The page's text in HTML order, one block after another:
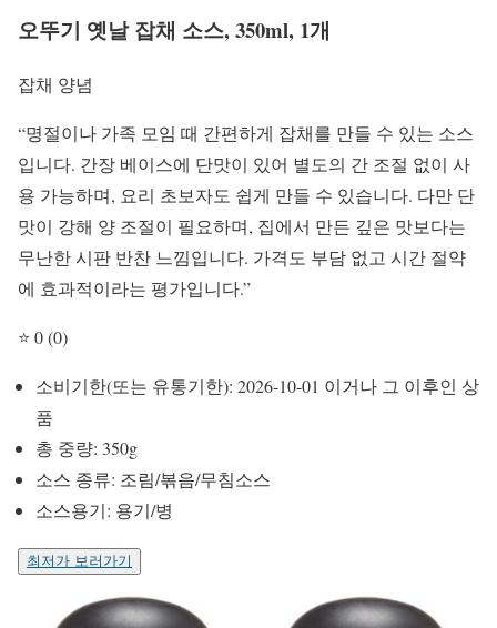
오뚜기 옛날 잡채 소스, 350ml, 1개
잡채 양념
“명절이나 가족 모임 때 간편하게 잡채를 만들 수 있는 소스
입니다. 간장 베이스에 단맛이 있어 별도의 간 조절 없이 사
용 가능하며, 요리 초보자도 쉽게 만들 수 있습니다. 다만 단
맛이 강해 양 조절이 필요하며, 집에서 만든 깊은 맛보다는
무난한 시판 반찬 느낌입니다. 가격도 부담 없고 시간 절약
에 효과적이라는 평가입니다.”
⭐ 0 (0)
소비기한(또는 유통기한): 2026-10-01 이거나 그 이후인 상
품
총 중량: 350g
소스 종류: 조림/볶음/무침소스
소스용기: 용기/병
최저가 보러가기